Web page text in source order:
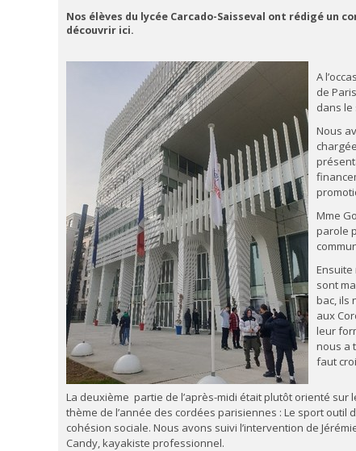
Nos élèves du lycée Carcado-Saisseval ont rédigé un
découvrir ici.
A
de
dans le
Nous
Mme
parole
sont
bac, ils
aux
leur
nous a
faut
La deuxième partie de l’après-midi était plutôt orienté sur
thème de l’année des cordées parisiennes : Le sport outil
cohésion sociale. Nous avons suivi l’intervention de
Candy, kayakiste professionnel.